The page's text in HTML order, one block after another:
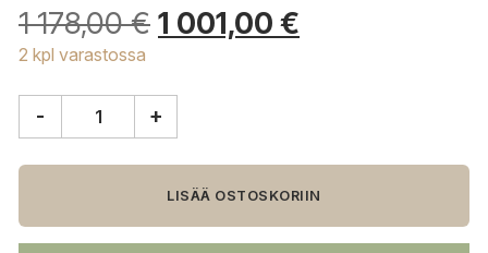
1 178,00€ Alkuperäinen
hinta
1
178,00 €.
1 001,00 €
hinta
2 kpl varastossa
&
CH24
Wishbone
- +
LISÄÄ OSTOSKORIIN